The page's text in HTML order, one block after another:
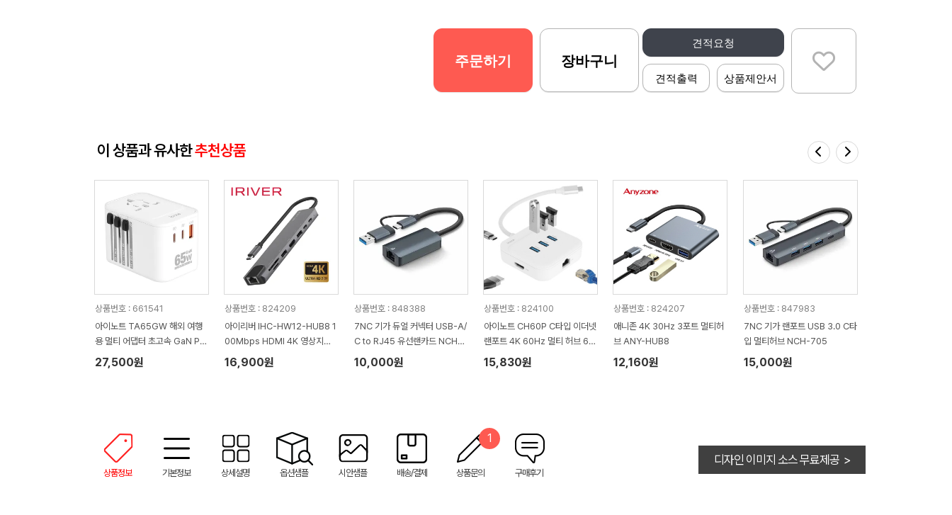
견적요청
견적출력 상품제안서
주문하기 장바구니
이 상품과 유사한추천상품
상품번호 : 661541
아이노트 TA65GW 해외 여행
용 멀티 어댑터 초고속 GaN PD
65W
27,500원
상품번호 : 824209
아이리버 IHC-HW12-HUB8 1
00Mbps HDMI 4K 영상지원
LAN 8in1 멀티 허브
16,900원
상품번호 : 848388
7NC 기가 듀얼 커넥터 USB-A/
C to RJ45 유선랜카드 NCH-7
04
10,000원
상품번호 : 824100
아이노트 CH60P C타입 이더넷
랜포트 4K 60Hz 멀티 허브 6in
1
15,830원
상품번호 : 824207
애니존 4K 30Hz 3포트 멀티허
브 ANY-HUB8
12,160원
상품번호 : 847983
7NC 기가 랜포트 USB 3.0 C타
입 멀티허브 NCH-705
15,000원
상품정보 기본정보 상세설명 옵션샘플 시안샘플 배송/결제 상품문의
1
구매후기
디자인 이미지 소스 무료제공 >